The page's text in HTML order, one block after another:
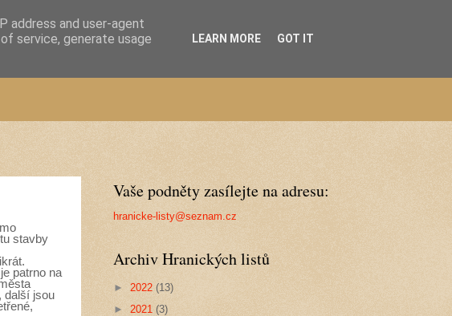
stavby
patrno na
další jsou
Vaše podněty zasílejte na adresu:
hranicke-listy@seznam.cz
Archiv Hranických listů
► 2022 (13)
► 2021 (3)
address and user-agent
service, generate usage
LEARN MORE GOT IT